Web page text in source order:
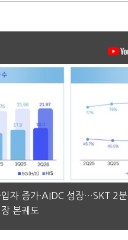
입자 증가·AIDC 성장…SKT 2
본궤도